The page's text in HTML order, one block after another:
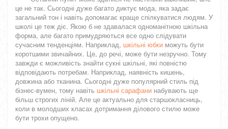
це не так. Сьогодні дуже багато диктує мода, яка задає
загальний тон і навіть допомагає краще спілкуватися людям. У
школі це теж діє. Якою б не здавалася одноманітною шкільна
форма, але багато примудряються все одно слідувати
сучасним тенденціям. Наприклад, шкільні юбки можуть бути
коротшими звичайних. Це, до речі, може бути незручно. Тому
завжди є можливість знайти сукні шкільні, які повністю
відповідають потребам. Наприклад, наявність кишень,
довжина або тканина. Сьогодні дуже популярний стиль під
бізнес-вумен, тому навіть шкільні сарафани набувають ще
більш строгих ліній. Але це актуально для старшокласниць,
коли в молодших класах дотримання ділового стилю може
бути трохи опущено.